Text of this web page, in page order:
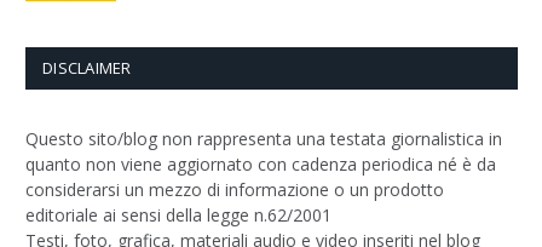
DISCLAIMER
Questo sito/blog non rappresenta una testata giornalistica in
quanto non viene aggiornato con cadenza periodica né è da
considerarsi un mezzo di informazione o un prodotto
editoriale ai sensi della legge n.62/2001
Testi, foto, grafica, materiali audio e video inseriti nel blog